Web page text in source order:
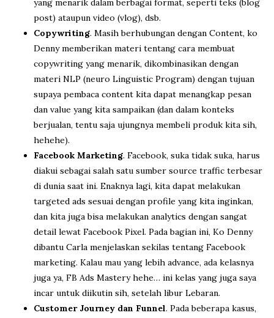
yang menarik dalam berbagai format, seperti teks (blog
post) ataupun video (vlog), dsb.
Copywriting. Masih berhubungan dengan Content, ko
Denny memberikan materi tentang cara membuat
copywriting yang menarik, dikombinasikan dengan
materi NLP (neuro Linguistic Program) dengan tujuan
supaya pembaca content kita dapat menangkap pesan
dan value yang kita sampaikan (dan dalam konteks
berjualan, tentu saja ujungnya membeli produk kita sih,
hehehe).
Facebook Marketing. Facebook, suka tidak suka, harus
diakui sebagai salah satu sumber source traffic terbesar
di dunia saat ini. Enaknya lagi, kita dapat melakukan
targeted ads sesuai dengan profile yang kita inginkan,
dan kita juga bisa melakukan analytics dengan sangat
detail lewat Facebook Pixel. Pada bagian ini, Ko Denny
dibantu Carla menjelaskan sekilas tentang Facebook
marketing. Kalau mau yang lebih advance, ada kelasnya
juga ya, FB Ads Mastery hehe… ini kelas yang juga saya
incar untuk diikutin sih, setelah libur Lebaran.
Customer Journey dan Funnel. Pada beberapa kasus,